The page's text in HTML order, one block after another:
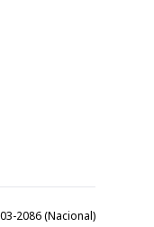
2086 (Nacional)